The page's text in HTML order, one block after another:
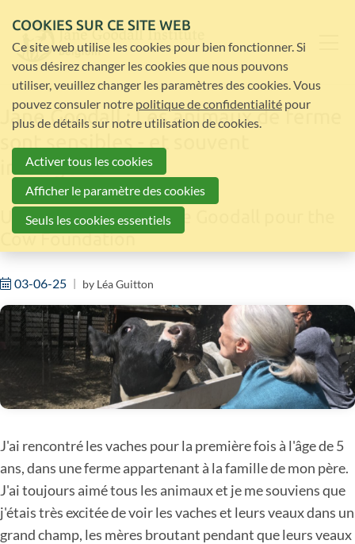
Jane Goodall : Les animaux de ferme
sont sensibles - et souvent
intelligents
Un message du Dr Jane Goodall pour the
Cow Foundation
03-06-25 by Léa Guitton
J'ai rencontré les vaches pour la première fois à l'âge de 5
ans, dans une ferme appartenant à la famille de mon père.
J'ai toujours aimé tous les animaux et je me souviens que
j'étais très excitée de voir les vaches et leurs veaux dans un
grand champ, les mères broutant pendant que leurs veaux
COOKIES SUR CE SITE WEB
Ce site web utilise les cookies pour bien fonctionner. Si
vous désirez changer les cookies que nous pouvons
utiliser, veuillez changer les paramètres des cookies. Vous
pouvez consuler notre politique de confidentialité pour
plus de détails sur notre utilisation de cookies.
Activer tous les cookies
Afficher le paramètre des cookies
Seuls les cookies essentiels